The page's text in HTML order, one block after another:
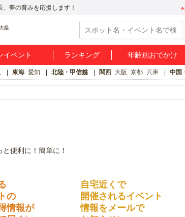
夢の育みを応援します！
イベント ランキング 年齢別おでかけ
東海 愛知 北陸・甲信越 関西 大阪 京都 兵庫 中国
の
情報が
自宅近くで
開催されるイベント
情報をメールで